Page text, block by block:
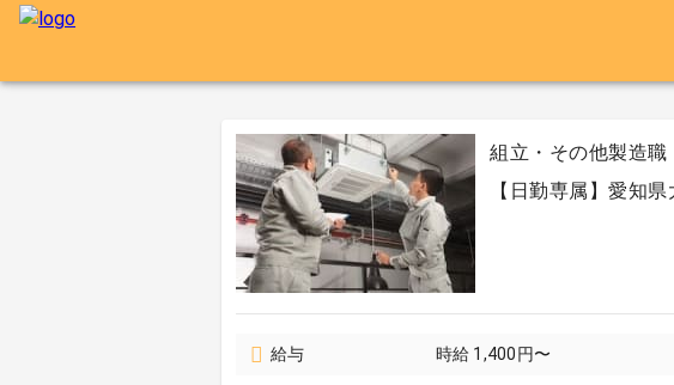
組立・その他製造職
【日勤専属】愛知
給与 時給 1,400円〜